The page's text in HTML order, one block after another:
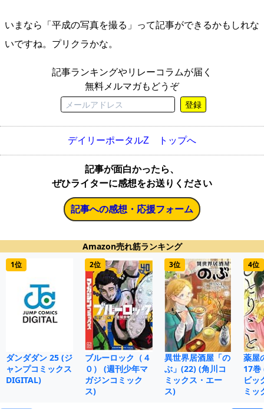
いまなら「平成の写真を撮る」って記事ができるかもしれな
いですね。プリクラかな。
記事ランキングやリレーコラムが届く
無料メルマガもどうぞ
登録
デイリーポータルZ トップへ
記事が面白かったら、
ぜひライターに感想をお送りください
記事への感想・応援フォーム
Amazon売れ筋ランキング
1位
ダンダダン 25 (ジ
ャンプコミックス
DIGITAL)
2位
ブルーロック（４
０） (週刊少年マ
ガジンコミック
ス)
3位
異世界居酒屋「の
ぶ」(22) (角川コ
ミックス・エー
ス)
4位
薬屋
17巻
ビッ
ミッ